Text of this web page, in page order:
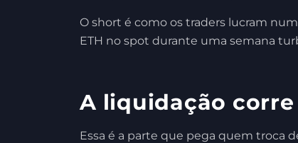
O short é como os traders lucram
ETH no spot durante uma semana
A liquidação
Essa é a parte que pega quem troca